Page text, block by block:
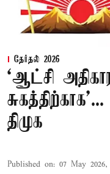
தேர்தல் 2026
‘ஆட்சி
திமுக
Published on: 07 May